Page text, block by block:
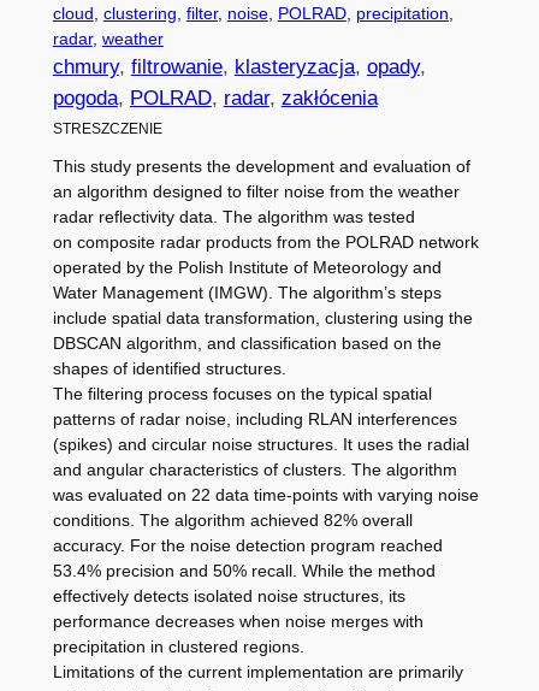
cloud clustering filter, noise, POLRAD, precipitation
radar, weather
chmury, filtrowanie, klasteryzacja, opady
pogoda, POLRAD, radar, zakłócenia
STRESZCZENIE
This study presents the development and evaluation of
an algorithm designed to filter noise from the weather
radar reflectivity data. The algorithm was tested
on composite radar products from the POLRAD network
operated by the Polish Institute of Meteorology and
Water Management (IMGW). The algorithm’s steps
include spatial data transformation, clustering using the
DBSCAN algorithm, and classification based on the
shapes of identified structures.
The filtering process focuses on the typical spatial
patterns of radar noise, including RLAN interferences
(spikes) and circular noise structures. It uses the radial
and angular characteristics of clusters. The algorithm
was evaluated on 22 data time-points with varying noise
conditions. The algorithm achieved 82% overall
accuracy. For the noise detection program reached
53.4% precision and 50% recall. While the method
effectively detects isolated noise structures, its
performance decreases when noise merges with
precipitation in clustered regions.
Limitations of the current implementation are primarily